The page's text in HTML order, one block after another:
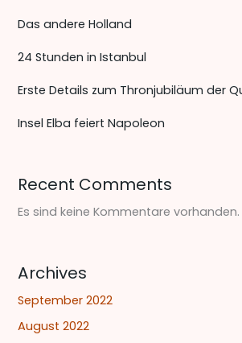
Das andere Holland
24 Stunden in Istanbul
Erste Details zum Thronjubiläum der
Insel Elba feiert Napoleon
Recent Comments
Es sind keine Kommentare vorhanden.
Archives
September 2022
August 2022